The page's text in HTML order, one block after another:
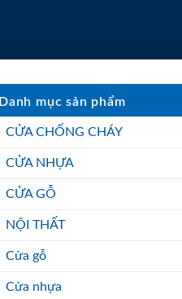
Danh mục sản phẩm
CỬA CHỐNG CHÁY
CỬA NHỰA
CỬA GỖ
NỘI THẤT
Cửa gỗ
Cửa nhựa